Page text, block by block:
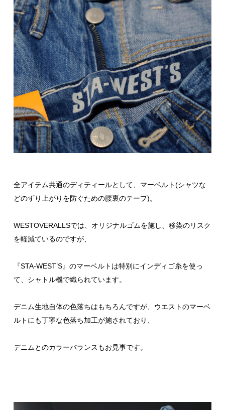
全アイテム共通のディティールとして、マーベルト(シャツな
どのずり上がりを防ぐための腰裏のテープ)。
WESTOVERALLSでは、オリジナルゴムを施し、移染のリスク
を軽減ているのですが、
『STA-WEST’S』のマーベルトは特別にインディゴ糸を使っ
て、シャトル機で織られています。
デニム生地自体の色落ちはもちろんですが、ウエストのマーベ
ルトにも丁寧な色落ち加工が施されており、
デニムとのカラーバランスもお見事です。